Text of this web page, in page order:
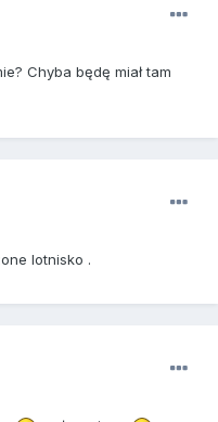
Chyba będę miał tam
lotnisko .